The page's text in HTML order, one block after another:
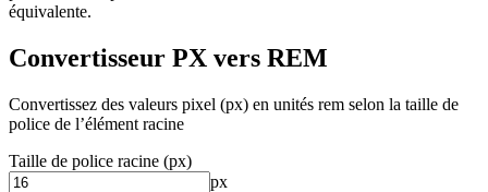
équivalente.
Convertisseur PX vers REM
Convertissez des valeurs pixel (px) en unités rem selon la taille de
police de l’élément racine
Taille de police racine (px)
px